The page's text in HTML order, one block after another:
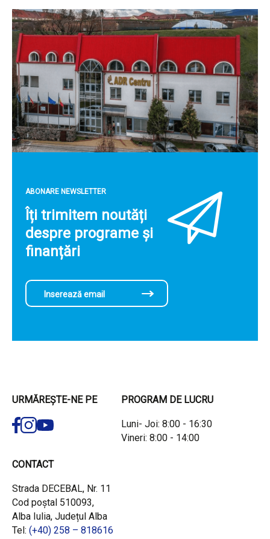
ABONARE NEWSLETTER
Îți trimitem noutăți
despre programe și
finanțări
URMĂREȘTE-NE PE PROGRAM DE LUCRU
Luni- Joi: 8:00 - 16:30
Vineri: 8:00 - 14:00
CONTACT
Strada DECEBAL, Nr. 11
Cod poștal 510093,
Alba Iulia, Județul Alba
Tel: (+40) 258 – 818616